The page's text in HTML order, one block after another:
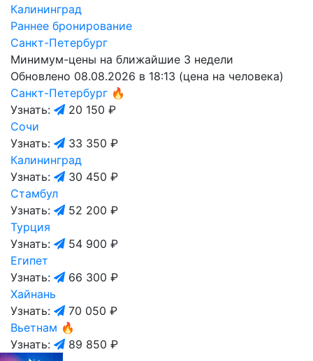
Калининград
Раннее бронирование
Санкт-Петербург
Минимум-цены на ближайшие 3 недели
Обновлено 08.08.2026 в 18:13 (цена на человека)
Санкт-Петербург 🔥
Узнать:
20 150 ₽
Сочи
Узнать:
33 350 ₽
Калининград
Узнать:
30 450 ₽
Стамбул
Узнать:
52 200 ₽
Турция
Узнать:
54 900 ₽
Египет
Узнать:
66 300 ₽
Хайнань
Узнать:
70 050 ₽
Вьетнам 🔥
Узнать:
89 850 ₽